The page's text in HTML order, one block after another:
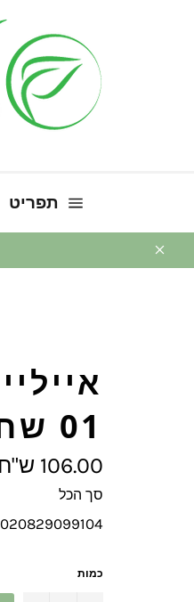
תפריט
01 שחור
מחיר
מלא
106.00 ש"ח
סך הכל
כמות